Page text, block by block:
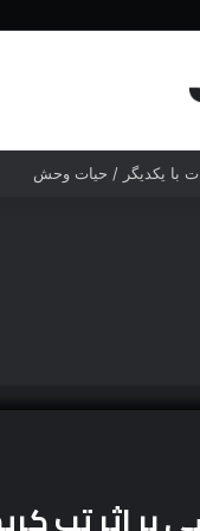
با یکدیگر / حیات وحش
بر اثر تب